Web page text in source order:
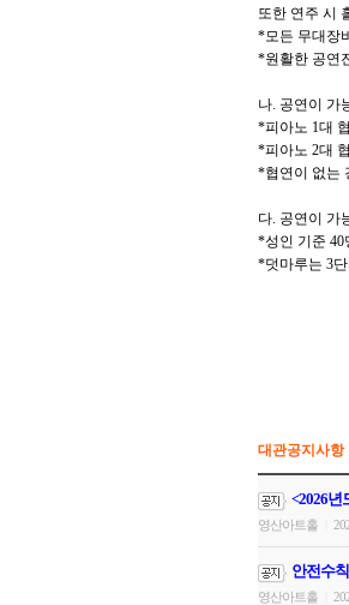
또한 연주 시
*모든 무대장
*원활한 공연
나. 공연이 가
*피아노 1대
*피아노 2대
*협연이 없는
다. 공연이 가
*성인 기준 40
*덧마루는 3
대관공지사항
<2026년
영산아트홀
안전수
영산아트홀